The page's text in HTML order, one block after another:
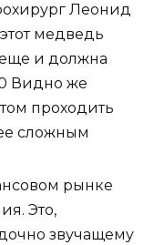
Леонид
медведь
еще и должна
Видно же
проходить
сложным
рынке
Это,
звучащему